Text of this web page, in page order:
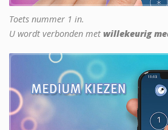
Toets nummer 1 in.
U wordt verbonden met willekeurig